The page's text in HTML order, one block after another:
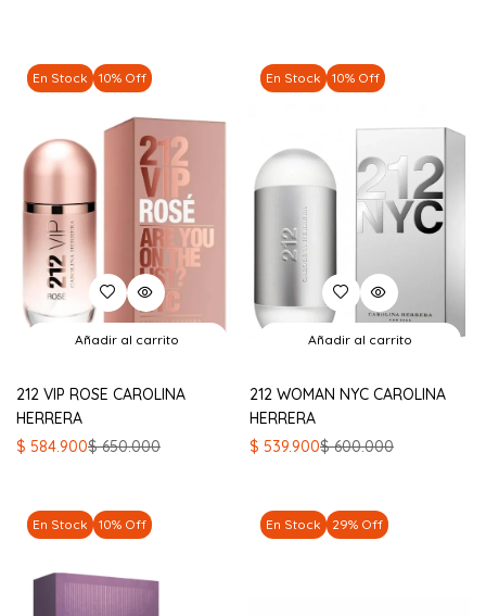
En Stock 10% Off
Añadir al carrito
212 VIP ROSE CAROLINA
HERRERA
$650.000
El
era:
$ 650.000.
$ 584.900
El
es:
$ 584.900.
En Stock 10% Off
Añadir al carrito
212 WOMAN NYC CAROLINA
HERRERA
$600.000
El
era:
$ 600.000.
$ 539.900
El
es:
$ 539.900.
En Stock 10% Off En Stock 29% Off